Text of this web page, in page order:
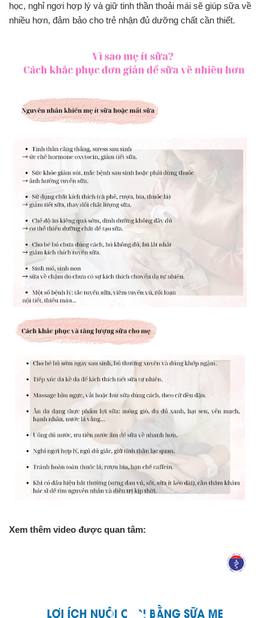
học, nghỉ ngơi hợp lý và giữ tinh thần thoải mái sẽ giúp sữa về
nhiều hơn, đảm bảo cho trẻ nhận đủ dưỡng chất cần thiết.
Xem thêm video được quan tâm: